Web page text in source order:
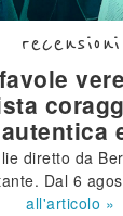
recensioni
diretto da
Dal 6
all'articolo »